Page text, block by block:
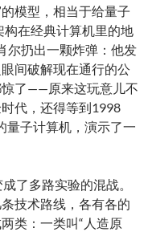
模型，相当于给量子
构在经典计算机里的地
尔扔出一颗炸弹：他发
间破解现在通行的公
了——原来这玩意儿不
代，还得等到1998
量子计算机，演示了一
了多路实验的混战。
技术路线，各有各的
类：一类叫“人造原